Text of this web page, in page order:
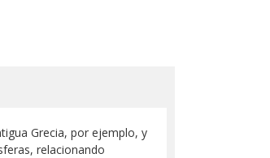
Grecia, por ejemplo, y
relacionando